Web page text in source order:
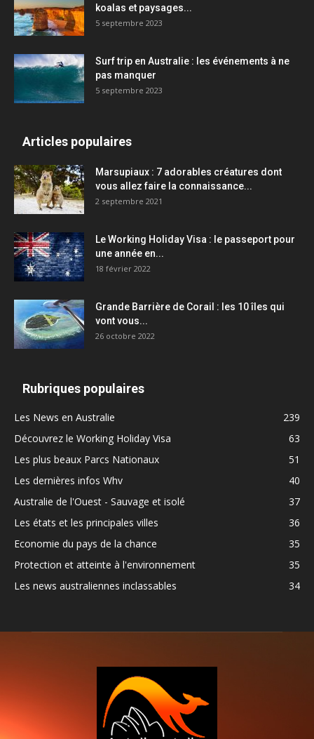
koalas et paysages...
5 septembre 2023
Surf trip en Australie : les événements à ne
pas manquer
5 septembre 2023
Articles populaires
Marsupiaux : 7 adorables créatures dont
vous allez faire la connaissance...
2 septembre 2021
Le Working Holiday Visa : le passeport pour
une année en...
18 février 2022
Grande Barrière de Corail : les 10 îles qui
vont vous...
26 octobre 2022
Rubriques populaires
Les News en Australie
239
Découvrez le Working Holiday Visa
63
Les plus beaux Parcs Nationaux
51
Les dernières infos Whv
40
Australie de l'Ouest - Sauvage et isolé
37
Les états et les principales villes
36
Economie du pays de la chance
35
Protection et atteinte à l'environnement
35
Les news australiennes inclassables
34